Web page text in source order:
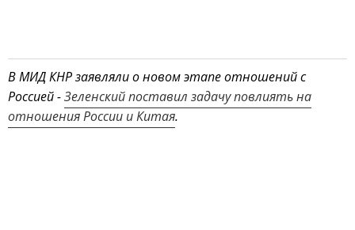
В МИД КНР заявляли о новом этапе отношений с
Россией -Зеленский поставил задачу повлиять на
отношения России и Китая.